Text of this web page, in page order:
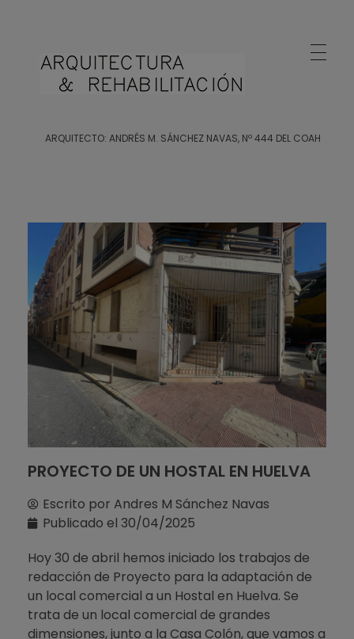
ARQUITECTO: ANDRÉS M. SÁNCHEZ NAVAS, Nº 444 DEL COAH
PROYECTO DE UN HOSTAL EN HUELVA
Escrito por Andres M Sánchez Navas
Publicado el 30/04/2025
Hoy 30 de abril hemos iniciado los trabajos de
redacción de Proyecto para la adaptación de
un local comercial a un Hostal en Huelva. Se
trata de un local comercial de grandes
dimensiones, junto a la Casa Colón, que vamos a